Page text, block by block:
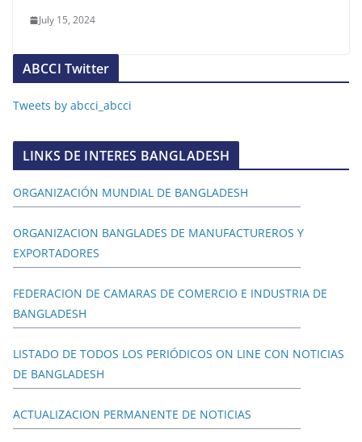
July 15, 2024
ABCCI Twitter
Tweets by abcci_abcci
LINKS DE INTERES BANGLADESH
ORGANIZACIÓN MUNDIAL DE BANGLADESH
ORGANIZACION BANGLADES DE MANUFACTUREROS Y
EXPORTADORES
FEDERACION DE CAMARAS DE COMERCIO E INDUSTRIA DE
BANGLADESH
LISTADO DE TODOS LOS PERIÓDICOS ON LINE CON NOTICIAS
DE BANGLADESH
ACTUALIZACION PERMANENTE DE NOTICIAS